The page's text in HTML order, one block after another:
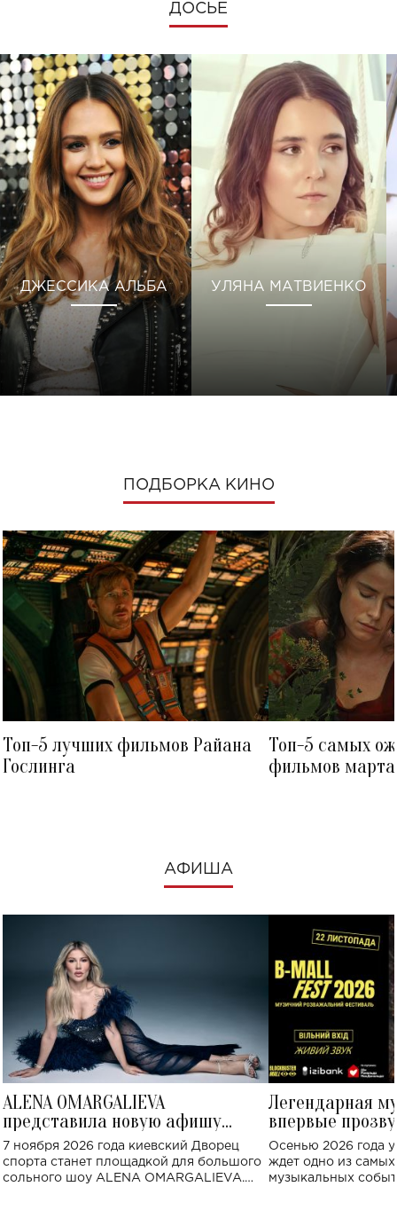
ДОСЬЕ
ДЖЕССИКА АЛЬБА УЛЯНА МАТВИЕНКО
ПОДБОРКА КИНО
Топ-5 лучших фильмов Райана
Гослинга
Топ-5 самых
фильмов
АФИША
ALENA OMARGALIEVA
представила новую афишу
большого концерта во Дворце
спорта
7 ноября 2026 года киевский Дворец
спорта станет площадкой для большого
сольного шоу ALENA OMARGALIEVA.
Легендарная
впервые
Украине: где
Осенью 2026 года
ждет одно из
музыкальных